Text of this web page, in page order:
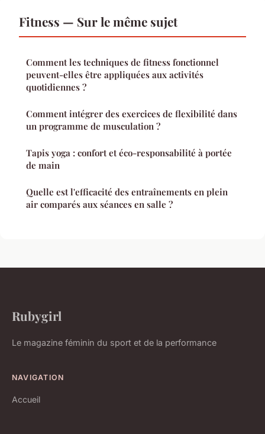
Fitness — Sur le même sujet
Comment les techniques de fitness fonctionnel
peuvent-elles être appliquées aux activités
quotidiennes ?
Comment intégrer des exercices de flexibilité dans
un programme de musculation ?
Tapis yoga : confort et éco-responsabilité à portée
de main
Quelle est l'efficacité des entraînements en plein
air comparés aux séances en salle ?
Rubygirl
Le magazine féminin du sport et de la performance
NAVIGATION
Accueil